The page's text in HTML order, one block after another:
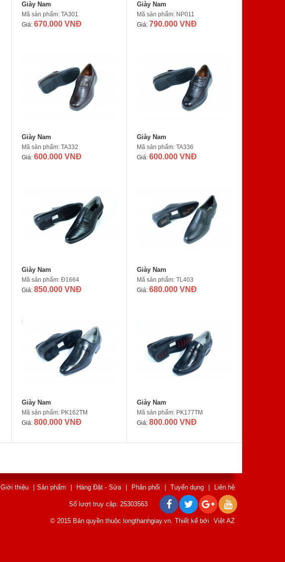
Giày Nam
Mã sản phẩm: TA301
Giá: 670.000 VNĐ
Giày Nam
Mã sản phẩm: NP011
Giá: 790.000 VNĐ
Giày Nam
Mã sản phẩm: TA332
Giá: 600.000 VNĐ
Giày Nam
Mã sản phẩm: TA336
Giá: 600.000 VNĐ
Giày Nam
Mã sản phẩm: Đ1664
Giá: 850.000 VNĐ
Giày Nam
Mã sản phẩm: TL403
Giá: 680.000 VNĐ
Giày Nam
Mã sản phẩm: PK162TM
Giá: 800.000 VNĐ
Giày Nam
Mã sản phẩm: PK177TM
Giá: 800.000 VNĐ
Giới thiệu | Sản phẩm | Hàng Đặt - Sửa | Phân phối | Tuyển dụng | Liên hệ
Số lượt truy cập: 25303563
© 2015 Bản quyền thuộc longthanhgiay.vn. Thiết kế bởi Việt AZ